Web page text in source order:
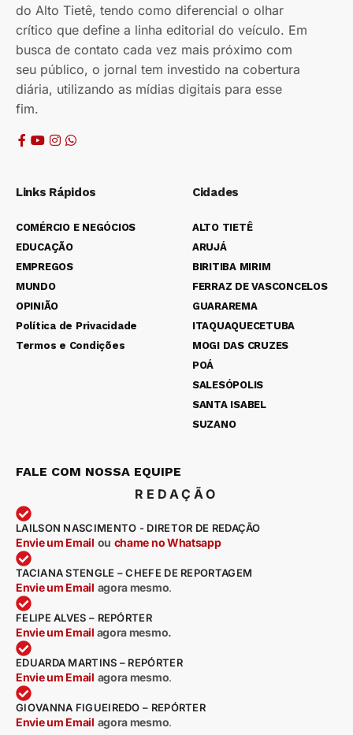
do Alto Tietê, tendo como diferencial o olhar
crítico que define a linha editorial do veículo. Em
busca de contato cada vez mais próximo com
seu público, o jornal tem investido na cobertura
diária, utilizando as mídias digitais para esse
fim.
Links Rápidos
COMÉRCIO E NEGÓCIOS
EDUCAÇÃO
EMPREGOS
MUNDO
OPINIÃO
Política de Privacidade
Termos e Condições
Cidades
ALTO TIETÊ
ARUJÁ
BIRITIBA MIRIM
FERRAZ DE VASCONCELOS
GUARAREMA
ITAQUAQUECETUBA
MOGI DAS CRUZES
POÁ
SALESÓPOLIS
SANTA ISABEL
SUZANO
FALE COM NOSSA EQUIPE
REDAÇÃO
LAILSON NASCIMENTO - DIRETOR DE REDAÇÃO
Envie um Email ou chame no Whatsapp
TACIANA STENGLE – CHEFE DE REPORTAGEM
Envie um Email agora mesmo.
FELIPE ALVES – REPÓRTER
Envie um Email agora mesmo.
EDUARDA MARTINS – REPÓRTER
Envie um Email agora mesmo.
GIOVANNA FIGUEIREDO – REPÓRTER
Envie um Email agora mesmo.